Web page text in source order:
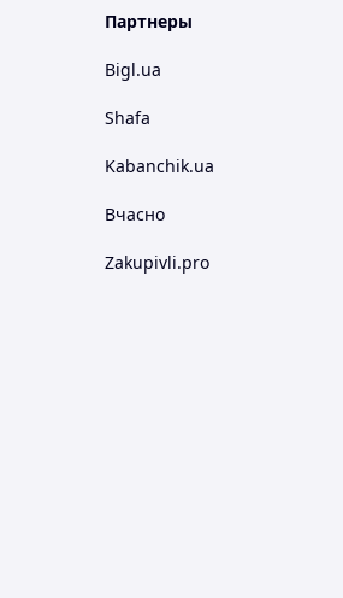
Партнеры
Bigl.ua
Shafa
Kabanchik.ua
Вчасно
Zakupivli.pro